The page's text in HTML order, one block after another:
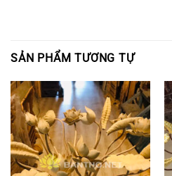
SẢN PHẨM TƯƠNG TỰ